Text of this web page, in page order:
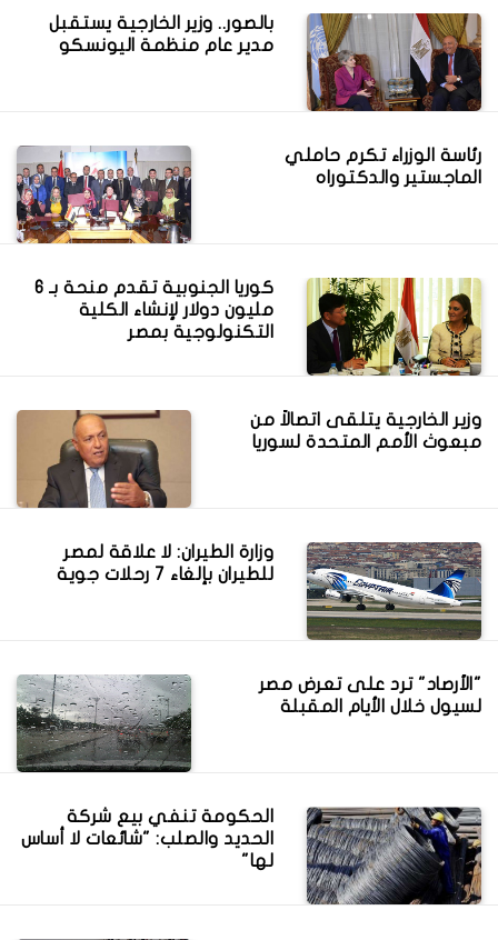
بالصور.. وزير الخارجية يستقبل
مدير عام منظمة اليونسكو
رئاسة الوزراء تكرم حاملي
الماجستير والدكتوراه
كوريا الجنوبية تقدم منحة بـ 6
مليون دولار لإنشاء الكلية
التكنولوجية بمصر
وزير الخارجية يتلقى اتصالاً من
مبعوث الأمم المتحدة لسوريا
وزارة الطيران: لا علاقة لمصر
للطيران بإلغاء 7 رحلات جوية
"الأرصاد" ترد على تعرض مصر
لسيول خلال الأيام المقبلة
الحكومة تنفي بيع شركة
الحديد والصلب: "شائعات لا أساس
لها"